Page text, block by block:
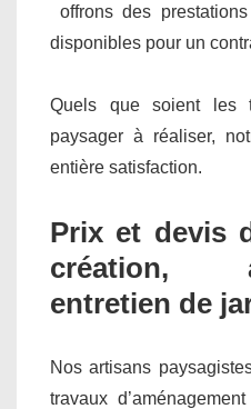
offrons des
disponibles pour un
Quels que soient les
paysager à réaliser,
entière satisfaction.
Prix et devis
création,
entretien de
Nos artisans
travaux